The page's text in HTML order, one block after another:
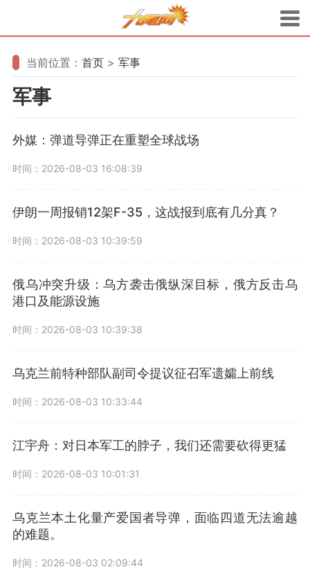
当前位置： 首页 > 军事
军事
外媒：弹道导弹正在重塑全球战场
时间：2026-08-03 16:08:39
伊朗一周报销12架F-35，这战报到底有几分真？
时间：2026-08-03 10:39:59
俄乌冲突升级：乌方袭击俄纵深目标，俄方反击乌
港口及能源设施
时间：2026-08-03 10:39:38
乌克兰前特种部队副司令提议征召军遗孀上前线
时间：2026-08-03 10:33:44
江宇舟：对日本军工的脖子，我们还需要砍得更猛
时间：2026-08-03 10:01:31
乌克兰本土化量产爱国者导弹，面临四道无法逾越
的难题。
时间：2026-08-03 02:09:44